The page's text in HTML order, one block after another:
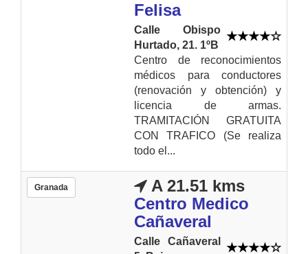
Felisa
Calle Obispo
Hurtado, 21. 1ºB
Centro de reconocimientos
médicos para conductores
(renovación y obtención) y
licencia de armas.
TRAMITACIÓN GRATUITA
CON TRAFICO (Se realiza
todo el...
Granada
A 21.51 kms
Centro Medico
Cañaveral
Calle Cañaveral